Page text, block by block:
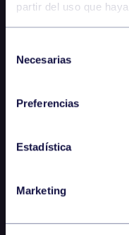
partir del uso que
Necesarias
Preferencias
Estadística
Marketing